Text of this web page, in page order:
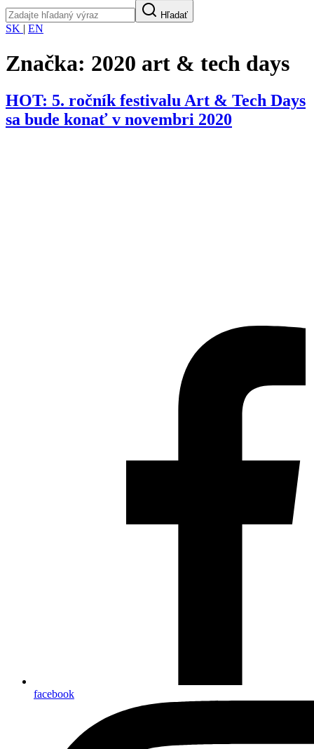
Hľadať
SK | EN
Značka: 2020 art & tech days
HOT: 5. ročník festivalu Art & Tech Days
sa bude konať v novembri 2020
facebook